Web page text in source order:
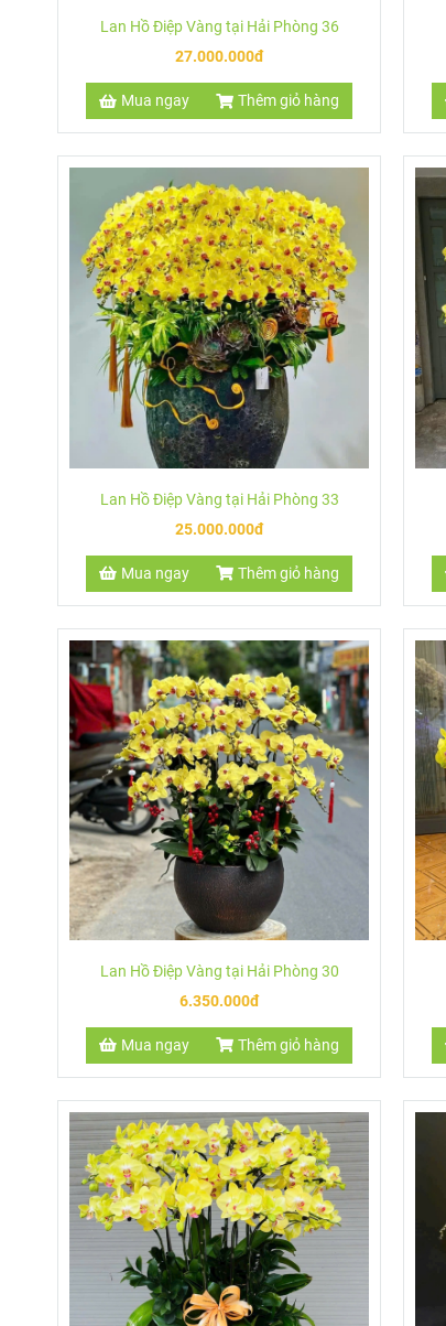
Lan Hồ Điệp Vàng tại Hải Phòng 36
27.000.000đ
Mua ngay Thêm giỏ hàng
Lan Hồ Điệp Vàng tại Hải Phòng 33
25.000.000đ
Mua ngay Thêm giỏ hàng
Lan Hồ Điệp Vàng tại Hải Phòng 30
6.350.000đ
Mua ngay Thêm giỏ hàng